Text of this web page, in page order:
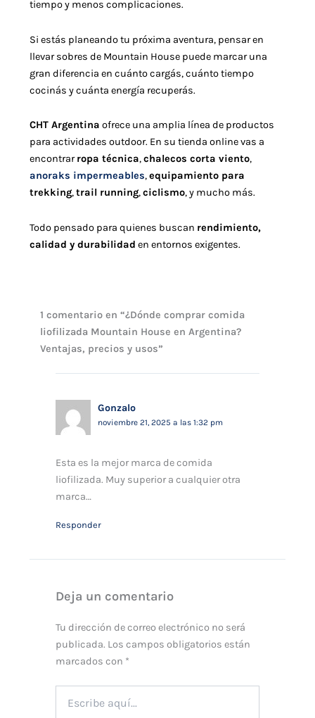
tiempo y menos complicaciones.
Si estás planeando tu próxima aventura, pensar en
llevar sobres de Mountain House puede marcar una
gran diferencia en cuánto cargás, cuánto tiempo
cocinás y cuánta energía recuperás.
CHT Argentina ofrece una amplia línea de productos
para actividades outdoor. En su tienda online vas a
encontrarropa técnica,chalecos corta viento,
anoraks impermeables,equipamiento para
trekking,trail running,ciclismo, y mucho más.
Todo pensado para quienes buscan rendimiento,
calidad y durabilidad en entornos exigentes.
1 comentario en “¿Dónde comprar comida
liofilizada Mountain House en Argentina?
Ventajas, precios y usos”
Gonzalo
noviembre 21, 2025 a las 1:32 pm
Esta es la mejor marca de comida
liofilizada. Muy superior a cualquier otra
marca…
Responder
Deja un comentario
Tu dirección de correo electrónico no será
publicada. Los campos obligatorios están
marcados con *
aquí...